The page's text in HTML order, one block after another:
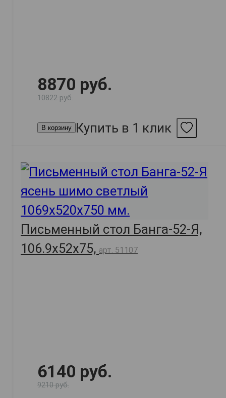
8870 руб.
10822 руб.
В корзину Купить в 1 клик
Письменный стол Банга-52-Я,
106.9х52х75, арт. 51107
6140 руб.
9210 руб.